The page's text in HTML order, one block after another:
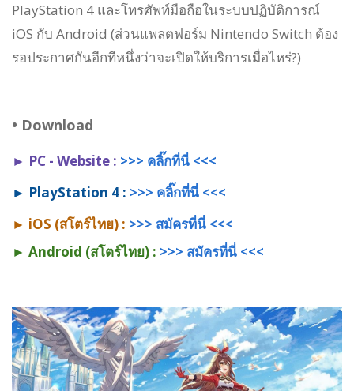
PlayStation 4 และโทรศัพท์มือถือในระบบปฏิบัติการณ์
iOS กับ Android (ส่วนแพลตฟอร์ม Nintendo Switch ต้อง
รอประกาศกันอีกทีหนึ่งว่าจะเปิดให้บริการเมื่อไหร่?)
• Download
► PC - Website : >>> คลิ๊กที่นี่ <<<
► PlayStation 4 : >>> คลิ๊กที่นี่ <<<
► iOS (สโตร์ไทย) : >>> สมัครที่นี่ <<<
► Android (สโตร์ไทย) : >>> สมัครที่นี่ <<<